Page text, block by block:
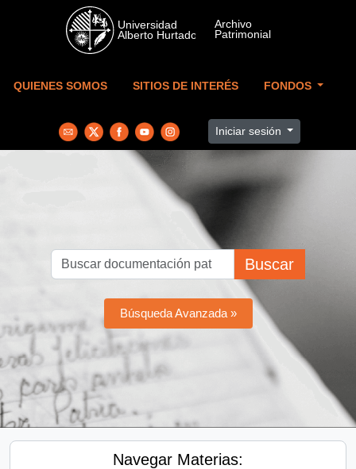
Skip to main content
QUIENES SOMOS SITIOS DE INTERÉS FONDOS
Iniciar sesión
Buscar
Búsqueda Avanzada »
Navegar Materias: